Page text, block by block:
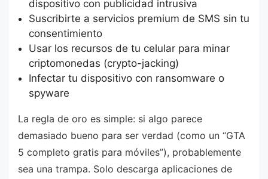
dispositivo con publicidad intrusiva
Suscribirte a servicios premium de SMS sin tu
consentimiento
Usar los recursos de tu celular para minar
criptomonedas (crypto-jacking)
Infectar tu dispositivo con ransomware o
spyware
La regla de oro es simple: si algo parece
demasiado bueno para ser verdad (como un “GTA
5 completo gratis para móviles”), probablemente
sea una trampa. Solo descarga aplicaciones de